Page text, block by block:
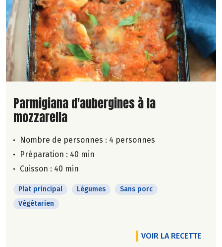
Lire la suite de la recette
Parmigiana d'aubergines à la
mozzarella
Nombre de personnes : 4 personnes
Préparation : 40 min
Cuisson : 40 min
Plat principal Légumes
Sans porc
Végétarien
VOIR LA RECETTE